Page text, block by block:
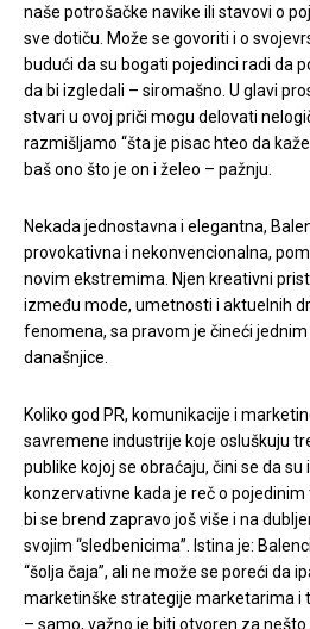
naše potrošačke navike ili stavovi o
sve dotiču. Može se govoriti i o
budući da su bogati pojedinci radi da
da bi izgledali – siromašno. U glavi
stvari u ovoj priči mogu delovati
razmišljamo “šta je pisac hteo da
baš ono što je on i želeo – pažnju.
Nekada jednostavna i elegantna,
provokativna i nekonvencionalna,
novim ekstremima. Njen kreativni
između mode, umetnosti i aktuelnih
fenomena, sa pravom je čineći
današnjice.
Koliko god PR, komunikacije i
savremene industrije koje osluškuju
publike kojoj se obraćaju, čini se da su
konzervativne kada je reč o
bi se brend zapravo još više i na
svojim “sledbenicima”. Istina je:
“šolja čaja”, ali ne može se poreći da
marketinške strategije marketarima i
– samo, važno je biti otvoren za